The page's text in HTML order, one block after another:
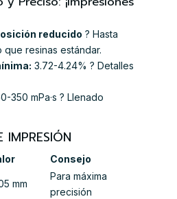
reducido ? Hasta
que resinas estándar.
3.72-4.24% ? Detalles
350 mPa·s ? Llenado
IMPRESIÓN
Consejo
mm
Para máxima
precisión